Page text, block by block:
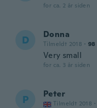
for ca. 2 år siden
D Donna
Tilmeldt 2018 · 98
Very small
for ca. 3 år siden
P Peter
Tilmeldt 2018 ·